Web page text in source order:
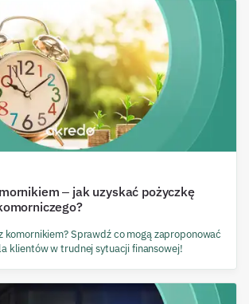
– jak uzyskać pożyczkę
komornikiem? Sprawdź co mogą zaproponować
klientów w trudnej sytuacji finansowej!